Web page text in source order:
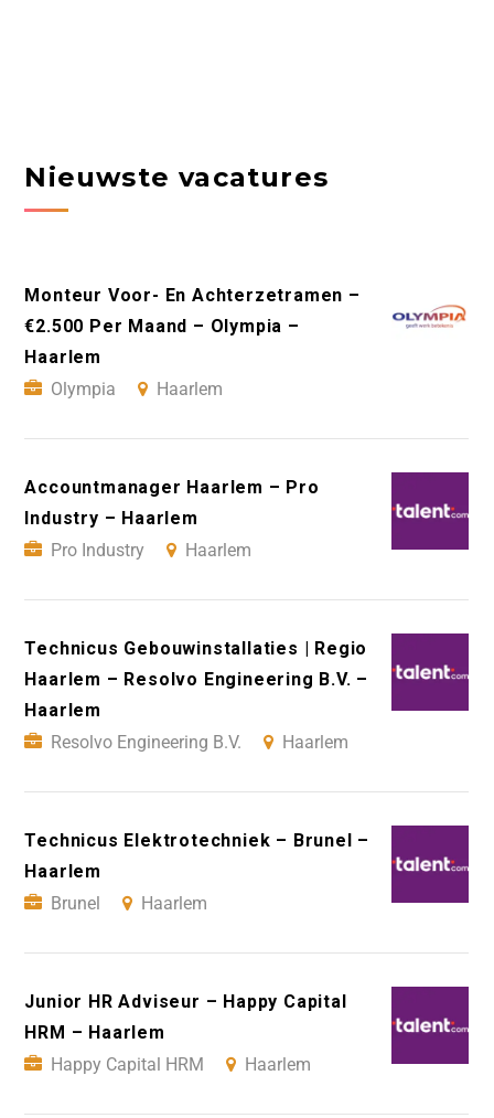
Nieuwste vacatures
Monteur Voor- En Achterzetramen –
€2.500 Per Maand – Olympia –
Haarlem
Olympia
Haarlem
Accountmanager Haarlem – Pro
Industry – Haarlem
Pro Industry
Haarlem
Technicus Gebouwinstallaties | Regio
Haarlem – Resolvo Engineering B.V. –
Haarlem
Resolvo Engineering B.V.
Haarlem
Technicus Elektrotechniek – Brunel –
Haarlem
Brunel
Haarlem
Junior HR Adviseur – Happy Capital
HRM – Haarlem
Happy Capital HRM
Haarlem